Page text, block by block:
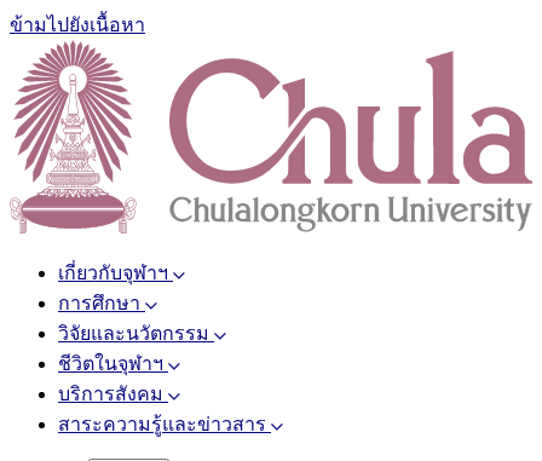
ข้ามไปยังเนื้อหา
เกี่ยวกับจุฬาฯ
การศึกษา
วิจัยและนวัตกรรม
ชีวิตในจุฬาฯ
บริการสังคม
สาระความรู้และข่าวสาร